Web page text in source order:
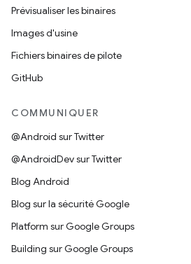
Prévisualiser les binaires
Images d'usine
Fichiers binaires de pilote
GitHub
COMMUNIQUER
@Android sur Twitter
@AndroidDev sur Twitter
Blog Android
Blog sur la sécurité Google
Platform sur Google Groups
Building sur Google Groups